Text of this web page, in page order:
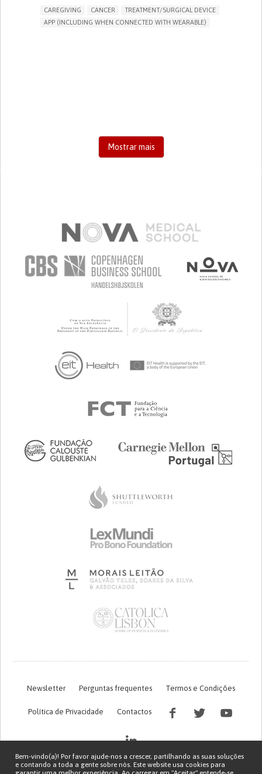
CAREGIVING CANCER
TREATMENT/SURGICAL DEVICE
APP (INCLUDING WHEN CONNECTED WITH WEARABLE)
Mostrar mais
Newsletter Perguntas frequentes Termos e Condições
Política de Privacidade Contactos
Bem-vindo(a)! Por favor ajude-nos a crescer, partilhando as suas soluções
e contando a toda a gente sobre nós. Este website usa cookies para